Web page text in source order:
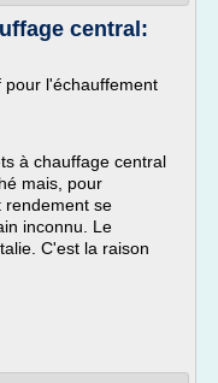
central:
pour l'échauffement
à chauffage central
mais, pour
rendement se
inconnu. Le
C'est la raison